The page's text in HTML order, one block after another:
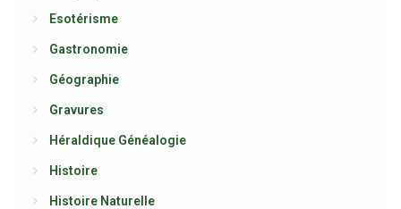
Esotérisme
Gastronomie
Géographie
Gravures
Héraldique Généalogie
Histoire
Histoire Naturelle